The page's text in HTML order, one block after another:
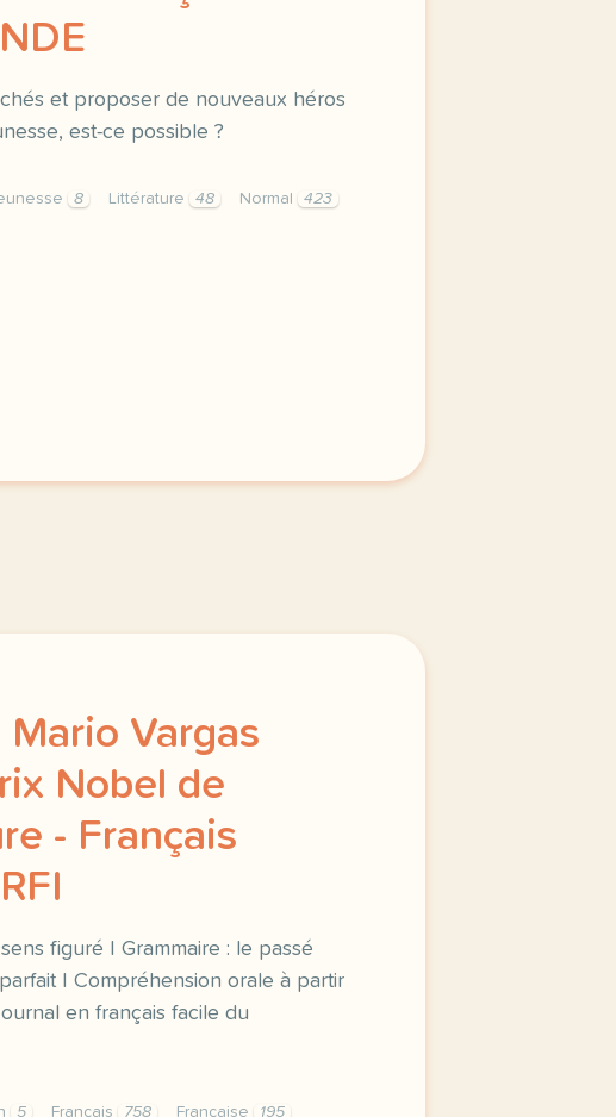
et proposer de nouveaux héros
est-ce possible ?
8 Littérature 48 Normal
423
Vargas
Nobel de
- Français
figuré | Grammaire : le passé
| Compréhension orale à partir
en français facile du
5 Français 758 Française 195